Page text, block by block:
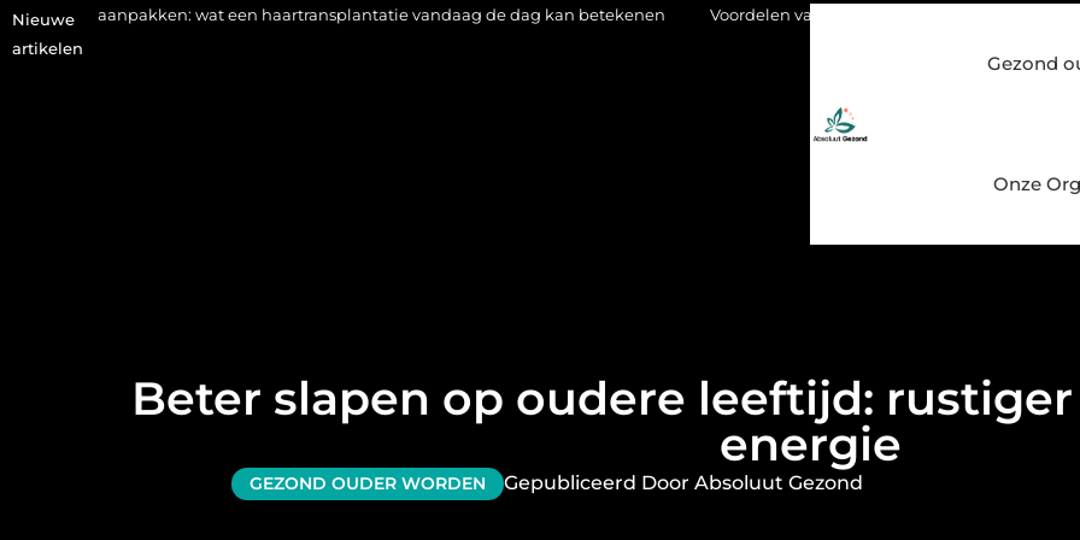
Nieuwe
artikelen
wat een haartransplantatie vandaag de dag kan betekenen Voordelen van een Stanno voetbal trainingspak
Gezond
Onze
Beter slapen op oudere leeftijd:
energie
GEZOND OUDER WORDEN Gepubliceerd Door Absoluut Gezond